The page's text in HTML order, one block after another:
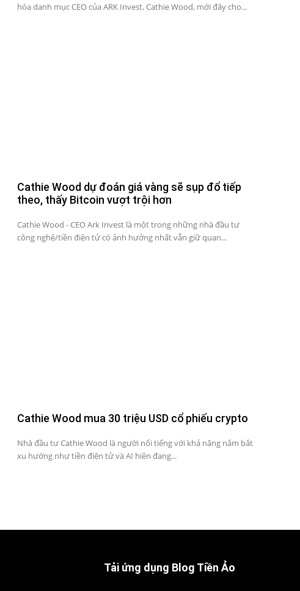
hóa danh mục CEO của ARK Invest, Cathie Wood, mới đây cho...
Cathie Wood dự đoán giá vàng sẽ sụp đổ tiếp
theo, thấy Bitcoin vượt trội hơn
Cathie Wood - CEO Ark Invest là một trong những nhà đầu tư
công nghệ/tiền điện tử có ảnh hưởng nhất vẫn giữ quan...
Cathie Wood mua 30 triệu USD cổ phiếu crypto
Nhà đầu tư Cathie Wood là người nổi tiếng với khả năng nắm bắt
xu hướng như tiền điện tử và AI hiện đang...
Tải ứng dụng Blog Tiền Ảo